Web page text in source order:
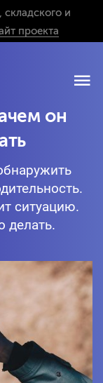
и
проекта
он
ситуацию.
делать.